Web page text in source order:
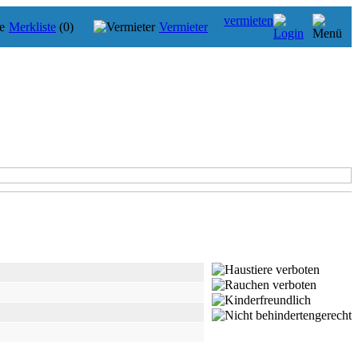
Merkliste (0) Vermieter vermieten